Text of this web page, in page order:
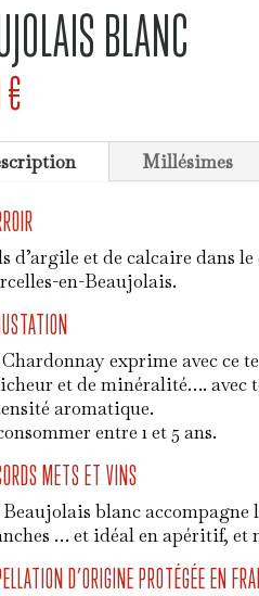
BLANC
€
Millésimes
d’argile et de calcaire dans
en-Beaujolais.
exprime avec ce
et de minéralité…. avec
aromatique.
entre 1 et 5 ans.
METS ET VINS
Beaujolais blanc accompagne
… et idéal en apéritif, et
D’ORIGINE PROTÉGÉE EN